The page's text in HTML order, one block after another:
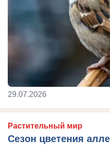
29.07.2026
Растительный мир
Сезон цветения